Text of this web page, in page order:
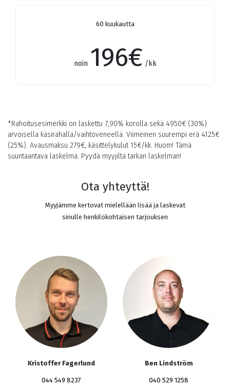
60 kuukautta
noin 196€ /kk
*Rahoitusesimerkki on laskettu 7,90% korolla sekä 4950€ (30%)
arvoisella käsirahalla/vaihtoveneellä. Viimeinen suurempi erä 4125€
(25%). Avausmaksu 279€, käsittelykulut 15€/kk. Huom! Tämä
suuntaantava laskelma. Pyydä myyjiltä tarkan laskelman!
Ota yhteyttä!
Myyjämme kertovat mielellään lisää ja laskevat
sinulle henkilökohtaisen tarjouksen
Kristoffer Fagerlund
044 549 8237
Ben Lindström
040 529 1258